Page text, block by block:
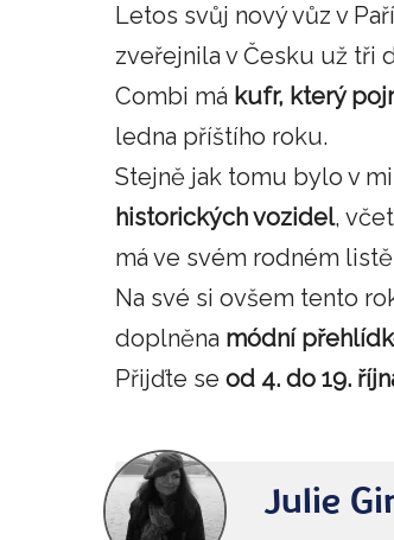
Letos svůj nový vůz v
zveřejnila v Česku už tři
Combi má kufr, který
ledna příštího roku.
Stejně jak tomu bylo v
historických vozidel,
má ve svém rodném
Na své si ovšem tento
doplněna módní
Přijďte se od 4. do 19.
Julie